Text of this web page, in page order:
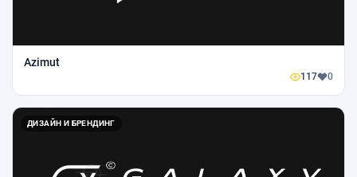
Azimut
117 0
ДИЗАЙН И БРЕНДИНГ